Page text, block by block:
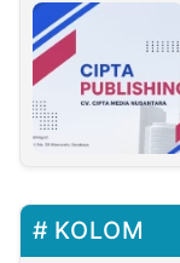
KOLOM